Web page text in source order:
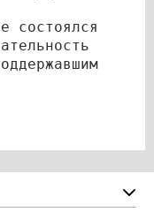
состоялся